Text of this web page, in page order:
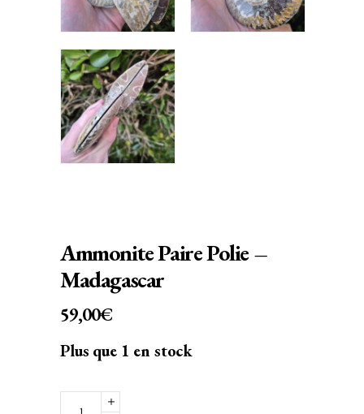
Ammonite Paire Polie –
Madagascar
59,00€
Plus que 1 en stock
Ammonite